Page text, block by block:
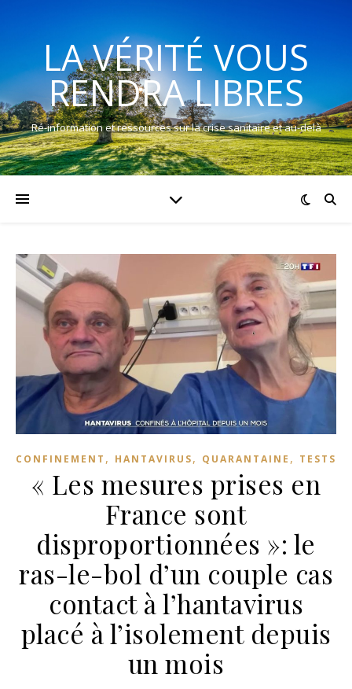
LA VÉRITÉ VOUS
RENDRA LIBRES
Ré-information et ressources sur la crise sanitaire et au-delà
CONFINEMENT , HANTAVIRUS, QUARANTAINE , TESTS
« Les mesures prises en
France sont
disproportionnées »: le
ras-le-bol d’un couple cas
contact à l’hantavirus
placé à l’isolement depuis
un mois